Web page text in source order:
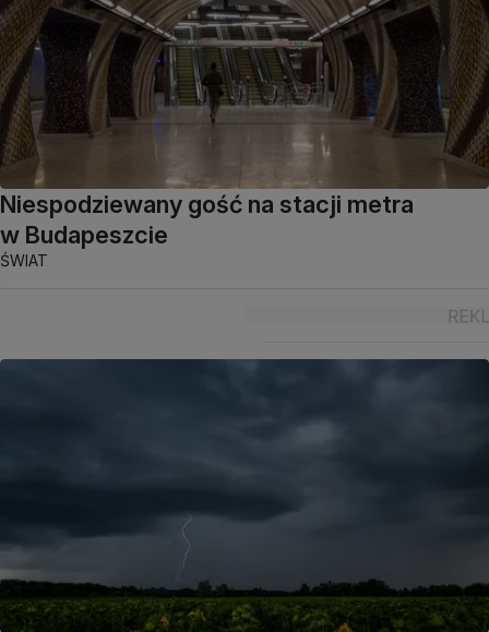
Niespodziewany gość na stacji metra
w Budapeszcie
ŚWIAT